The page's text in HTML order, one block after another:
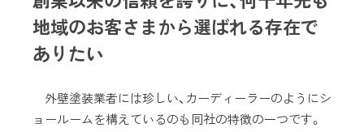
地域のお客さまから選ばれる存在で
ありたい
外壁塗装業者には珍しい、カーディーラーのようにシ
ョールームを構えているのも同社の特徴の一つです。